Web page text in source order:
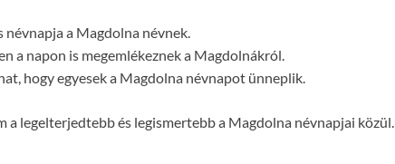
névnapja a Magdolna névnek.
a napon is megemlékeznek a Magdolnákról.
hogy egyesek a Magdolna névnapot ünneplik.
a legelterjedtebb és legismertebb a Magdolna névnapjai közül.